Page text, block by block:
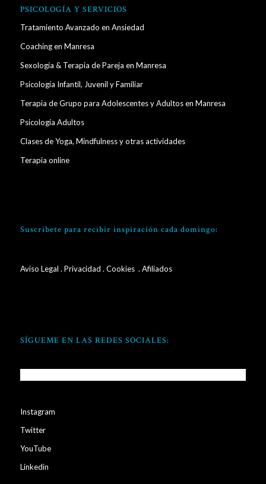
PSICOLOGÍA Y SERVICIOS
Tratamiento Avanzado en Ansiedad
Coaching en Manresa
Sexología & Terapia de Pareja en Manresa
Psicología Infantil, Juvenil y Familiar
Terapia de Grupo para Adolescentes y Adultos en Manresa
Psicología Adultos
Clases de Yoga, Mindfulness y otras actividades
Terapia online
Suscríbete para recibir inspiración cada domingo:
Aviso Legal . Privacidad . Cookies. Afiliados
SÍGUEME EN LAS REDES SOCIALES:
Instagram
Twitter
YouTube
Linkedin